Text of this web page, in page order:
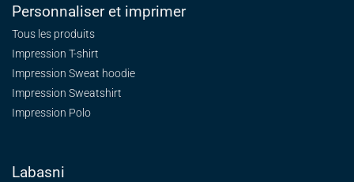
Personnaliser et imprimer
Tous les produits
Impression T-shirt
Impression Sweat hoodie
Impression Sweatshirt
Impression Polo
Labasni